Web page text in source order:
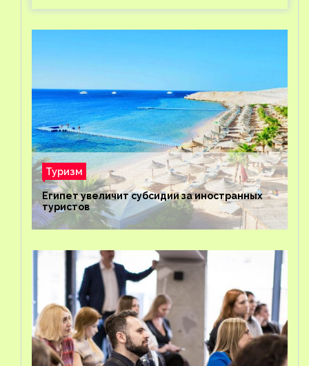
Туризм
Египет увеличит субсидии за иностранных
туристов